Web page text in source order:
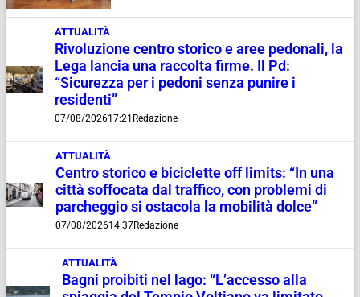
ATTUALITÀ
Rivoluzione centro storico e aree pedonali, la
Lega lancia una raccolta firme. Il Pd:
“Sicurezza per i pedoni senza punire i
residenti”
07/08/202617:21 Redazione
ATTUALITÀ
Centro storico e biciclette off limits: “In una
città soffocata dal traffico, con problemi di
parcheggio si ostacola la mobilità dolce”
07/08/202614:37Redazione
ATTUALITÀ
Bagni proibiti nel lago: “L’accesso alla